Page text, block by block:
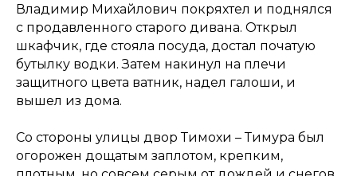
Владимир Михайлович покряхтел и поднялся
с продавленного старого дивана. Открыл
шкафчик, где стояла посуда, достал початую
бутылку водки. Затем накинул на плечи
защитного цвета ватник, надел галоши, и
вышел из дома.
Со стороны улицы двор Тимохи – Тимура был
огорожен дощатым заплотом, крепким,